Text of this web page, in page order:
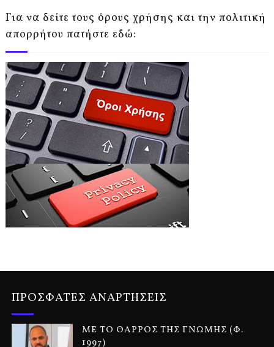
Για να δείτε τους όρους χρήσης και την πολιτική
απορρήτου πατήστε εδώ:
ΠΡΟΣΦΑΤΕΣ ΑΝΑΡΤΗΣΕΙΣ
ΜΕ ΤΟ ΘΑΡΡΟΣ ΤΗΣ ΓΝΩΜΗΣ (Φ.
1997)